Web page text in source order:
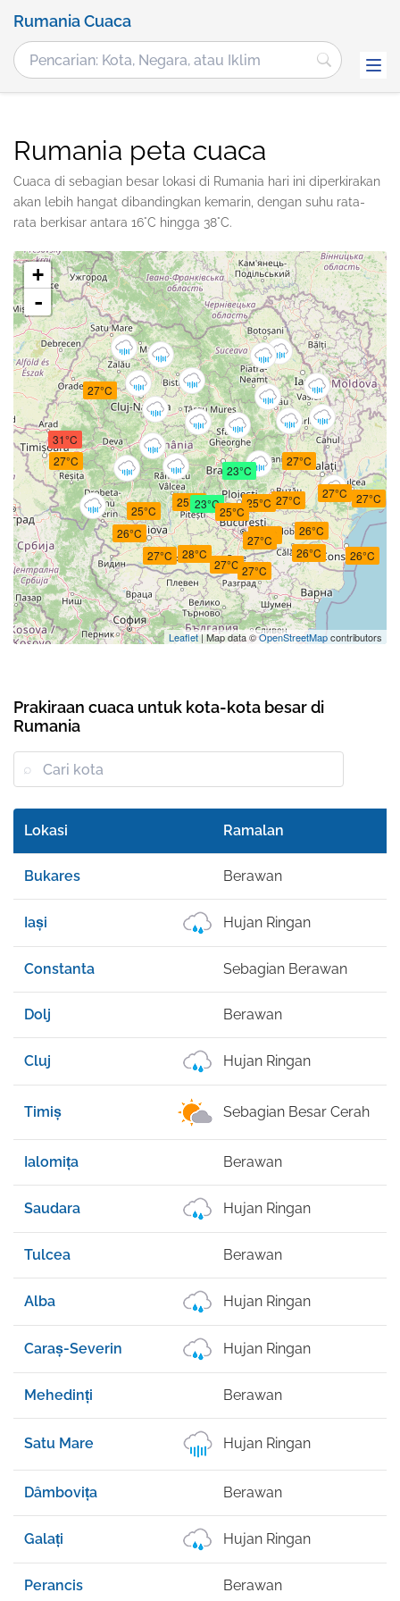
Rumania Cuaca
Rumania peta cuaca
Cuaca di sebagian besar lokasi di Rumania hari ini diperkirakan
akan lebih hangat dibandingkan kemarin, dengan suhu rata-
rata berkisar antara 16°C hingga 38°C.
27°C
26°C
27°C
27°C
26°C
27°C
26°C
25°C
27°C
31°C
27°C
27°C
26°C
23°C
27°C
26°C
28°C
27°C
25°C
23°C
27°C
25°C
25°C
+
-
Leaflet| Map data ©OpenStreetMapcontributors
Prakiraan cuaca untuk kota-kota besar di
Rumania
Lokasi Ramalan
Bukares Berawan
Iași Hujan Ringan
Constanta Sebagian Berawan
Dolj Berawan
Cluj Hujan Ringan
Timiș Sebagian Besar Cerah
Ialomița Berawan
Saudara Hujan Ringan
Tulcea Berawan
Alba Hujan Ringan
Caraș-Severin Hujan Ringan
Mehedinți Berawan
Satu Mare Hujan Ringan
Dâmbovița Berawan
Galați Hujan Ringan
Perancis Berawan